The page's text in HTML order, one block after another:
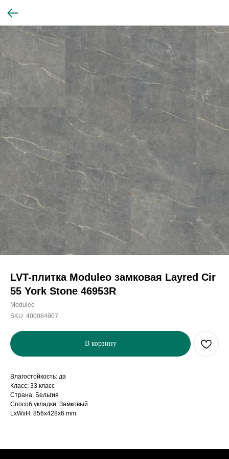
LVT-плитка Moduleo замковая Layred Cir
55 York Stone 46953R
Moduleo
SKU: 400084907
В корзину
Влагостойкость: да
Класс: 33 класс
Страна: Бельгия
Способ укладки: Замковый
LxWxH: 856x428x6 mm